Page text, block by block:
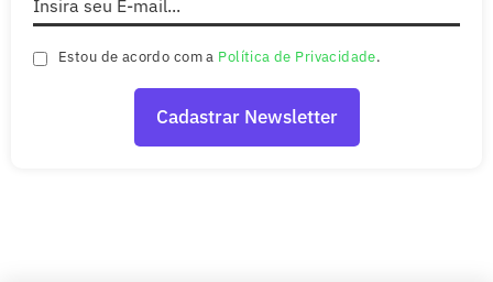
Estou de acordo com a Política de Privacidade.